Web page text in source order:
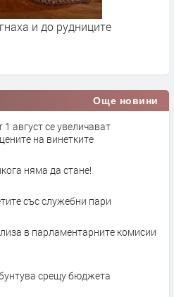
и до рудниците
Още новини
август се увеличават
на винетките
няма да стане!
със служебни пари
в парламентарните комисии
срещу бюджета